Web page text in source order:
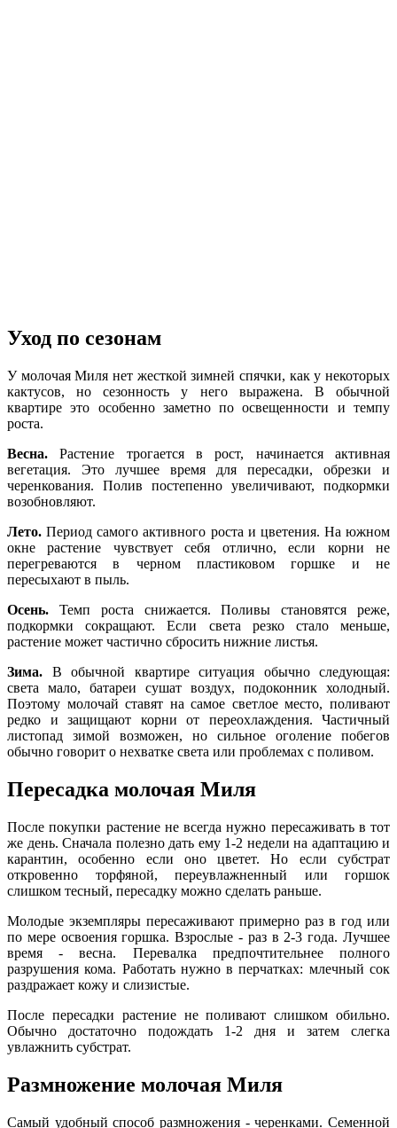
Уход по сезонам
У молочая Миля нет жесткой зимней спячки, как у некоторых
кактусов, но сезонность у него выражена. В обычной
квартире это особенно заметно по освещенности и темпу
роста.
Весна. Растение трогается в рост, начинается активная
вегетация. Это лучшее время для пересадки, обрезки и
черенкования. Полив постепенно увеличивают, подкормки
возобновляют.
Лето. Период самого активного роста и цветения. На южном
окне растение чувствует себя отлично, если корни не
перегреваются в черном пластиковом горшке и не
пересыхают в пыль.
Осень. Темп роста снижается. Поливы становятся реже,
подкормки сокращают. Если света резко стало меньше,
растение может частично сбросить нижние листья.
Зима. В обычной квартире ситуация обычно следующая:
света мало, батареи сушат воздух, подоконник холодный.
Поэтому молочай ставят на самое светлое место, поливают
редко и защищают корни от переохлаждения. Частичный
листопад зимой возможен, но сильное оголение побегов
обычно говорит о нехватке света или проблемах с поливом.
Пересадка молочая Миля
После покупки растение не всегда нужно пересаживать в тот
же день. Сначала полезно дать ему 1-2 недели на адаптацию и
карантин, особенно если оно цветет. Но если субстрат
откровенно торфяной, переувлажненный или горшок
слишком тесный, пересадку можно сделать раньше.
Молодые экземпляры пересаживают примерно раз в год или
по мере освоения горшка. Взрослые - раз в 2-3 года. Лучшее
время - весна. Перевалка предпочтительнее полного
разрушения кома. Работать нужно в перчатках: млечный сок
раздражает кожу и слизистые.
После пересадки растение не поливают слишком обильно.
Обычно достаточно подождать 1-2 дня и затем слегка
увлажнить субстрат.
Размножение молочая Миля
Самый удобный способ размножения - черенками. Семенной